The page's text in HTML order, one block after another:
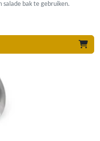
salade bak te gebruiken.